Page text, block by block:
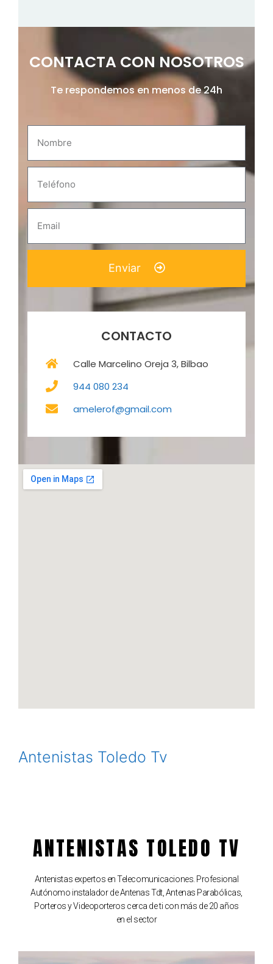
CONTACTO
Calle Marcelino Oreja 3, Bilbao
944 080 234
amelerof@gmail.com
CONTACTA CON NOSOTROS
Te respondemos en menos de 24h
Enviar
Antenistas Toledo Tv
ANTENISTAS TOLEDO TV
Antenistas expertos en Telecomunicaciones. Profesional
Autónomo instalador de Antenas Tdt, Antenas Parabólicas,
Porteros y Videoporteros cerca de ti con más de 20 años
en el sector